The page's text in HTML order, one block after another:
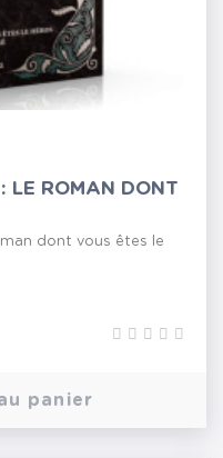
LE ROMAN DONT
dont vous êtes le
panier